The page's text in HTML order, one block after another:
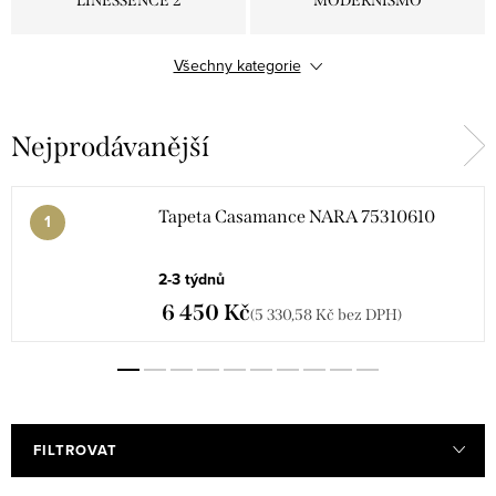
LE JACQUARD
ARCHIPEL PANORAMAS 4
JARDIN FÉLICIA
EXPLORATION ARCANE
Všechny kategorie
Nejprodávanější
Tapeta Casamance NARA 75310610
2-3 týdnů
6 450 Kč(5 330,58 Kč bez DPH)
FILTROVAT